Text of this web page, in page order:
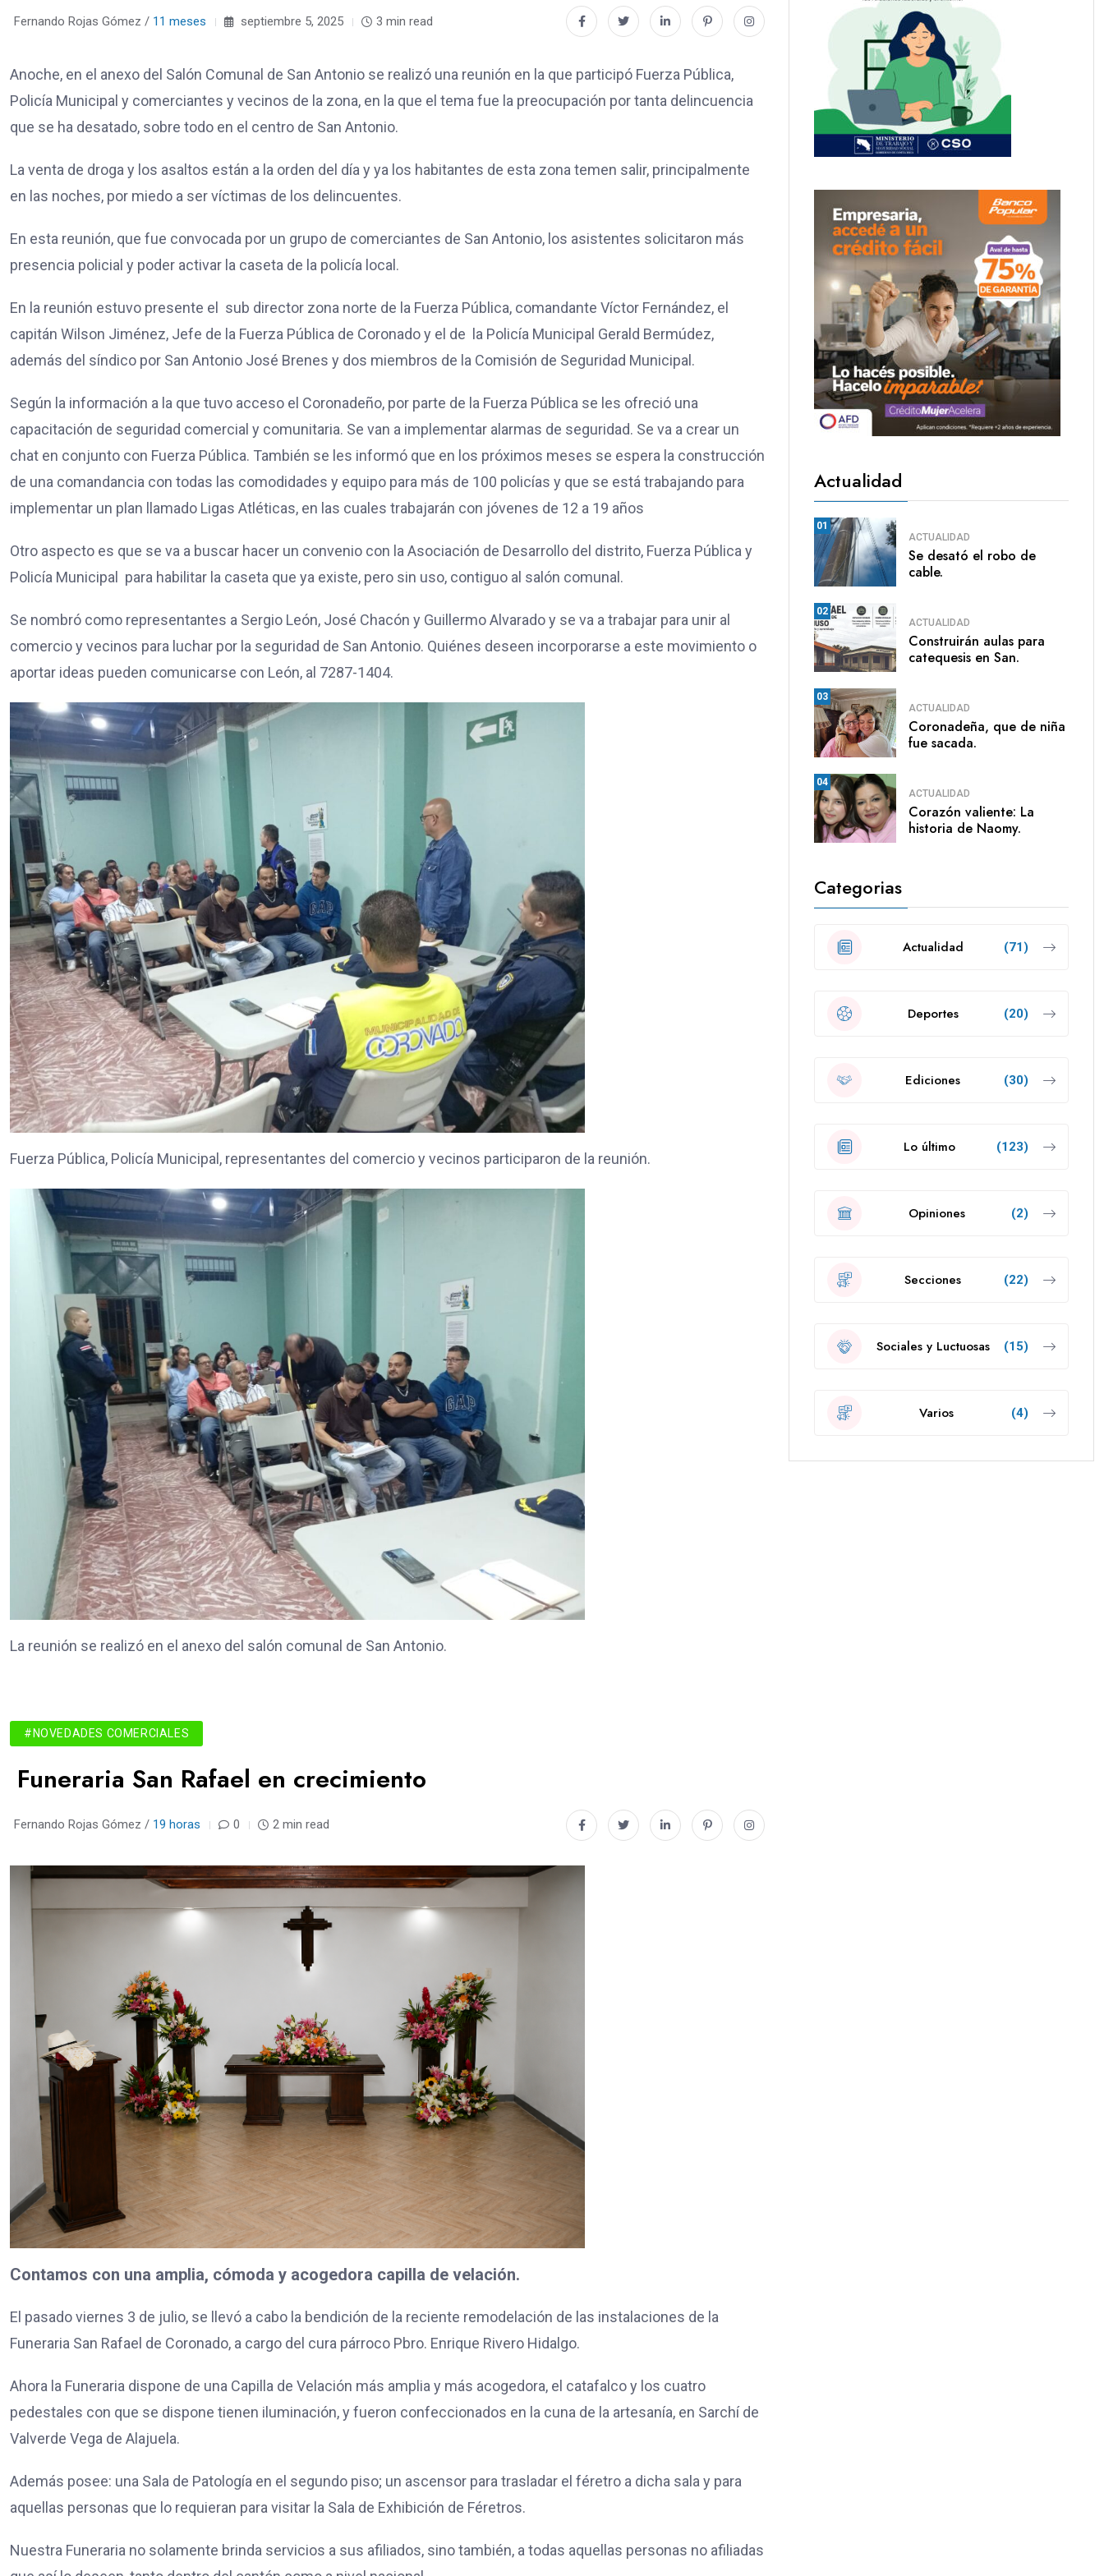
Fernando Rojas Gómez / 11 meses septiembre 5, 2025 3 min read
Anoche, en el anexo del Salón Comunal de San Antonio se realizó una reunión en la que participó Fuerza Pública,
Policía Municipal y comerciantes y vecinos de la zona, en la que el tema fue la preocupación por tanta delincuencia
que se ha desatado, sobre todo en el centro de San Antonio.
La venta de droga y los asaltos están a la orden del día y ya los habitantes de esta zona temen salir, principalmente
en las noches, por miedo a ser víctimas de los delincuentes.
En esta reunión, que fue convocada por un grupo de comerciantes de San Antonio, los asistentes solicitaron más
presencia policial y poder activar la caseta de la policía local.
En la reunión estuvo presente el sub director zona norte de la Fuerza Pública, comandante Víctor Fernández, el
capitán Wilson Jiménez, Jefe de la Fuerza Pública de Coronado y el de la Policía Municipal Gerald Bermúdez,
además del síndico por San Antonio José Brenes y dos miembros de la Comisión de Seguridad Municipal.
Según la información a la que tuvo acceso el Coronadeño, por parte de la Fuerza Pública se les ofreció una
capacitación de seguridad comercial y comunitaria. Se van a implementar alarmas de seguridad. Se va a crear un
chat en conjunto con Fuerza Pública. También se les informó que en los próximos meses se espera la construcción
de una comandancia con todas las comodidades y equipo para más de 100 policías y que se está trabajando para
implementar un plan llamado Ligas Atléticas, en las cuales trabajarán con jóvenes de 12 a 19 años
Otro aspecto es que se va a buscar hacer un convenio con la Asociación de Desarrollo del distrito, Fuerza Pública y
Policía Municipal para habilitar la caseta que ya existe, pero sin uso, contiguo al salón comunal.
Se nombró como representantes a Sergio León, José Chacón y Guillermo Alvarado y se va a trabajar para unir al
comercio y vecinos para luchar por la seguridad de San Antonio. Quiénes deseen incorporarse a este movimiento o
aportar ideas pueden comunicarse con León, al 7287-1404.
Fuerza Pública, Policía Municipal, representantes del comercio y vecinos participaron de la reunión.
La reunión se realizó en el anexo del salón comunal de San Antonio.
#NOVEDADES COMERCIALES
Funeraria San Rafael en crecimiento
Fernando Rojas Gómez / 19 horas 0 2 min read
Contamos con una amplia, cómoda y acogedora capilla de velación.
El pasado viernes 3 de julio, se llevó a cabo la bendición de la reciente remodelación de las instalaciones de la
Funeraria San Rafael de Coronado, a cargo del cura párroco Pbro. Enrique Rivero Hidalgo.
Ahora la Funeraria dispone de una Capilla de Velación más amplia y más acogedora, el catafalco y los cuatro
pedestales con que se dispone tienen iluminación, y fueron confeccionados en la cuna de la artesanía, en Sarchí de
Valverde Vega de Alajuela.
Además posee: una Sala de Patología en el segundo piso; un ascensor para trasladar el féretro a dicha sala y para
aquellas personas que lo requieran para visitar la Sala de Exhibición de Féretros.
Nuestra Funeraria no solamente brinda servicios a sus afiliados, sino también, a todas aquellas personas no afiliadas
Actualidad
01
ACTUALIDAD
Se desató el robo de
cable.
02
ACTUALIDAD
Construirán aulas para
catequesis en San.
03
ACTUALIDAD
Coronadeña, que de niña
fue sacada.
04
ACTUALIDAD
Corazón valiente: La
historia de Naomy.
Categorias
Actualidad (71)
Deportes (20)
Ediciones (30)
Lo último (123)
Opiniones (2)
Secciones (22)
Sociales y Luctuosas (15)
Varios (4)